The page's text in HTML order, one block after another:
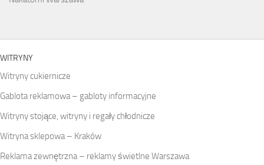
WITRYNY
Witryny cukiernicze
Gablota reklamowa – gabloty informacyjne
Witryny stojące, witryny i regały chłodnicze
Witryna sklepowa – Kraków
Reklama zewnętrzna – reklamy świetlne Warszawa